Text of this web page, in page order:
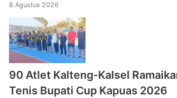
8 Agustus 2026
90 Atlet Kalteng-Kalsel
Tenis Bupati Cup Kapuas 2026